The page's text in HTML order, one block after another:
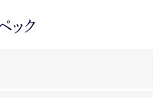
ック